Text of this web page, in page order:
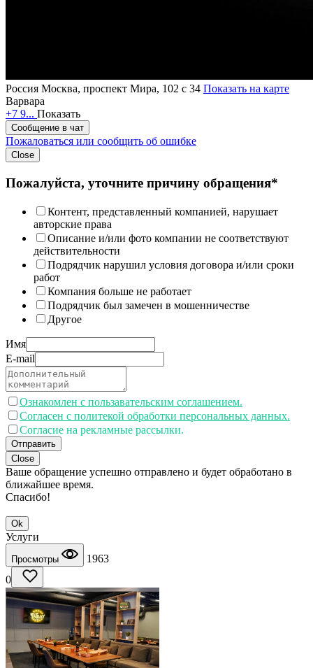
Россия Москва, проспект Мира, 102 с 34 Показать на карте
Варвара
+7 9... Показать
Сообщение в чат
Пожаловаться или сообщить об ошибке
Close
Пожалуйста, уточните причину обращения*
Контент, представленный компанией, нарушает
авторские права
Описание и/или фото компании не соответствуют
действительности
Подрядчик нарушил условия договора и/или сроки
работ
Компания больше не работает
Подрядчик был замечен в мошенничестве
Другое
Имя
E-mail
Ознакомлен с пользавательским соглашением.
Согласен с политекой обработки персональных данных.
Согласие на рекламные рассылки.
Отправить
Close
Ваше обращение успешно отправлено и будет обработано в
ближайшее время.
Спасибо!
Ok
Услуги
Просмотры
1963
0